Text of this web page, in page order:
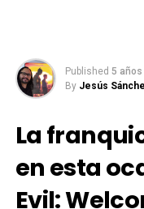
Published 5 años
By Jesús
La
en esta
Evil: